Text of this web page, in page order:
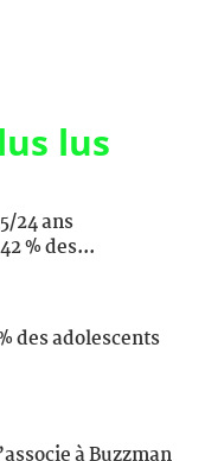
lus
24 ans
% des...
des adolescents